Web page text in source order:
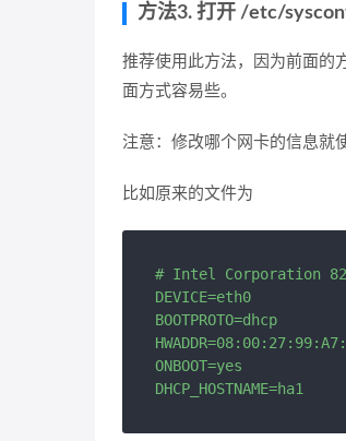
方法3. 打开 /etc/
推荐使用此方法，因为前面的
面方式容易些。
注意：修改哪个网卡的信息就
比如原来的文件为
# Intel Corporation
DEVICE=eth0
BOOTPROTO=dhcp
ONBOOT=yes
DHCP_HOSTNAME=ha1